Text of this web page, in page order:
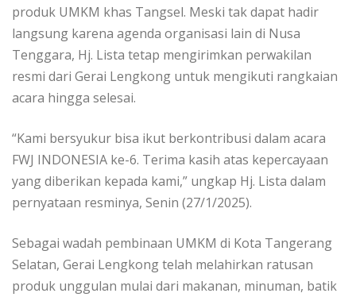
produk UMKM khas Tangsel. Meski tak dapat hadir
langsung karena agenda organisasi lain di Nusa
Tenggara, Hj. Lista tetap mengirimkan perwakilan
resmi dari Gerai Lengkong untuk mengikuti rangkaian
acara hingga selesai.
“Kami bersyukur bisa ikut berkontribusi dalam acara
FWJ INDONESIA ke-6. Terima kasih atas kepercayaan
yang diberikan kepada kami,” ungkap Hj. Lista dalam
pernyataan resminya, Senin (27/1/2025).
Sebagai wadah pembinaan UMKM di Kota Tangerang
Selatan, Gerai Lengkong telah melahirkan ratusan
produk unggulan mulai dari makanan, minuman, batik